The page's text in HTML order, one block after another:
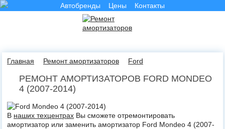
Автобренды Цены Контакты
Главная Ремонт амортизаторов Ford
РЕМОНТ АМОРТИЗАТОРОВ FORD MONDEO
4 (2007-2014)
В наших техцентрах Вы сможете отремонтировать
амортизатор или заменить амортизатор Ford Mondeo 4 (2007-